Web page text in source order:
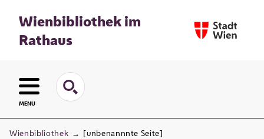
Wienbibliothek im
Rathaus
MENU
Wienbibliothek → [unbenannnte Seite]